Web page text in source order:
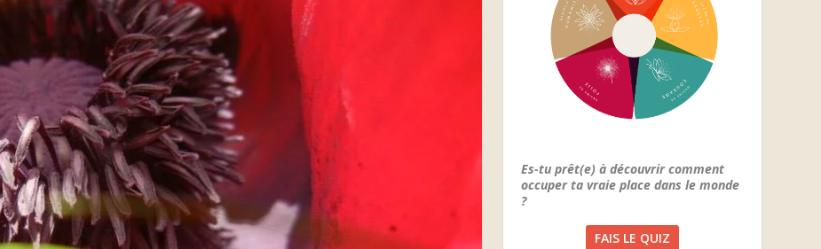
Es-tu prêt(e) à découvrir comment
occuper ta vraie place dans le monde
?
FAIS LE QUIZ